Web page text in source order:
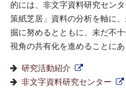
的には、非文字資料研究セン
策紙芝居」資料の分析を軸に
掘に努めるとともに、未だ不
視角の共有化を進めることにあ
研究活動紹介
非文字資料研究センター